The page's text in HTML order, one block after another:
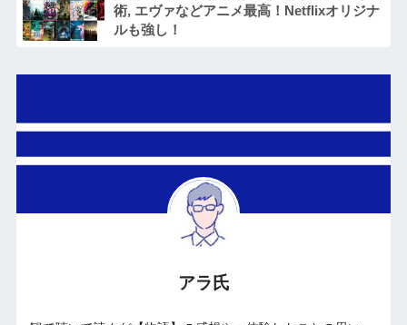
術, エヴァなどアニメ最高！Netflixオリジナ
ルも強し！
アラ氏